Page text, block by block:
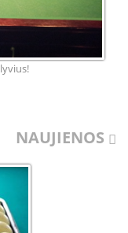
NAUJIENOS